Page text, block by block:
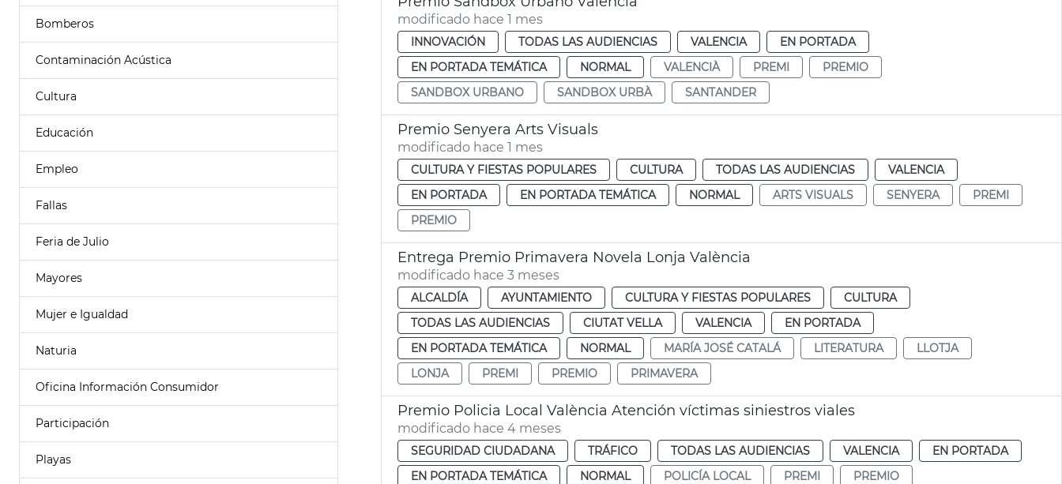
Bomberos
Contaminación Acústica
Cultura
Educación
Empleo
Fallas
Feria de Julio
Mayores
Mujer e Igualdad
Naturia
Oficina Información Consumidor
Participación
Playas
modificado hace 1 mes
INNOVACIÓN TODAS LAS AUDIENCIAS VALENCIA
EN PORTADA
EN PORTADA TEMÁTICA
NORMAL VALENCIÀ PREMI
PREMIO
SANDBOX URBANO
SANDBOX URBÀ SANTANDER
Premio Senyera Arts Visuals
modificado hace 1 mes
CULTURA Y FIESTAS POPULARES CULTURA TODAS LAS AUDIENCIAS
VALENCIA
EN PORTADA
EN PORTADA TEMÁTICA NORMAL ARTS VISUALS SENYERA
PREMI
PREMIO
Entrega Premio Primavera Novela Lonja València
modificado hace 3 meses
ALCALDÍA AYUNTAMIENTO CULTURA Y FIESTAS POPULARES
CULTURA
TODAS LAS AUDIENCIAS
CIUTAT VELLA VALENCIA
EN PORTADA
EN PORTADA TEMÁTICA
NORMAL MARÍA JOSÉ CATALÁ LITERATURA
LLOTJA
LONJA
PREMI PREMIO PRIMAVERA
Premio Policia Local València Atención víctimas siniestros viales
modificado hace 4 meses
SEGURIDAD CIUDADANA TRÁFICO TODAS LAS AUDIENCIAS VALENCIA
EN PORTADA
EN PORTADA TEMÁTICA
NORMAL POLICÍA LOCAL PREMI
PREMIO